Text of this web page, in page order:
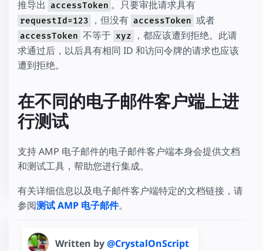
推导出 accessToken 。只要审批请求具有
requestId=123 ，但没有 accessToken 或者
accessToken 不等于 xyz
，都应该遭到拒绝。此请
求通过后，以后具有相同 ID 和访问令牌的请求也应该
遭到拒绝。
在不同的电子邮件客户端上进
行测试
支持 AMP 电子邮件的电子邮件客户端本身会提供文档
和测试工具，帮助您进行集成。
有关详细信息以及电子邮件客户端特定的文档链接，请
参阅测试 AMP 电子邮件。
Written by@CrystalOnScript